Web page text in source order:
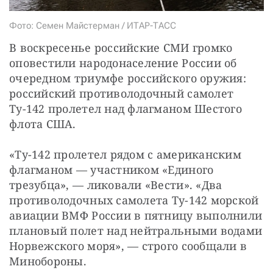
Фото: Семен Майстерман / ИТАР-ТАСС
В воскресенье российские СМИ громко
оповестили народонаселение России об
очередном триумфе российского оружия:
российский противолодочный самолет
Ту-142 пролетел над флагманом Шестого
флота США.
«Ту-142 пролетел рядом с американским
флагманом — участником «Единого
трезубца», — ликовали «Вести». «Два
противолодочных самолета Ту-142 морской
авиации ВМФ России в пятницу выполнили
плановый полет над нейтральными водами
Норвежского моря», — строго сообщали в
Минобороны.